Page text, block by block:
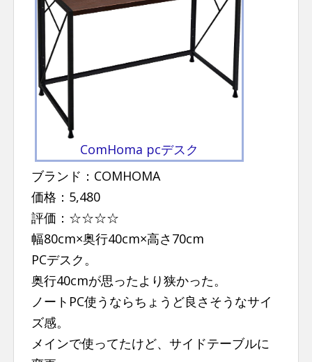
ComHoma pcデスク
ブランド：COMHOMA
価格：5,480
評価：☆☆☆☆
幅80cm×奥行40cm×高さ70cm
PCデスク。
奥行40cmが思ったより狭かった。
ノートPC使うならちょうど良さそうなサイ
ズ感。
メインで使ってたけど、サイドテーブルに